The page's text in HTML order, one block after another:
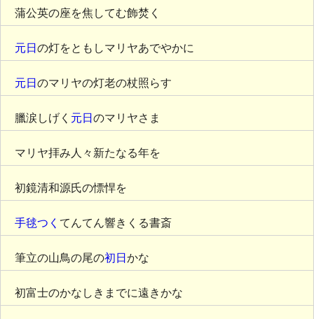
蒲公英の座を焦してむ飾焚く
元日 の灯をともしマリヤあでやかに
元日 のマリヤの灯老の杖照らす
臘涙しげく 元日 のマリヤさま
マリヤ拝み人々新たなる年を
初鏡清和源氏の慓悍を
手毬つく てんてん響きくる書斎
筆立の山鳥の尾の初日 かな
初富士のかなしきまでに遠きかな